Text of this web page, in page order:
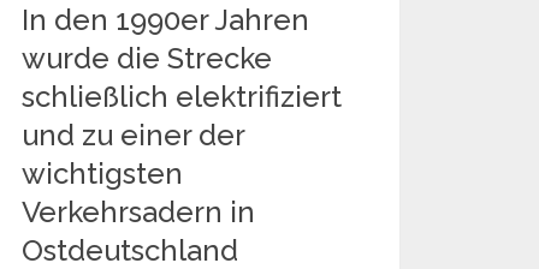
In den 1990er Jahren
wurde die Strecke
schließlich elektrifiziert
und zu einer der
wichtigsten
Verkehrsadern in
Ostdeutschland